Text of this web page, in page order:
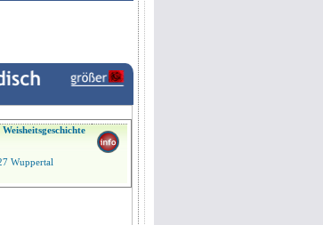
Meridiantherapie
Wuppertal